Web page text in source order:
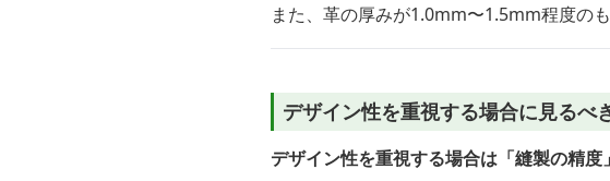
また、革の厚みが1.0mm〜1.5mm程度の
デザイン性を重視する場合に見るべ
デザイン性を重視する場合は「縫製の精